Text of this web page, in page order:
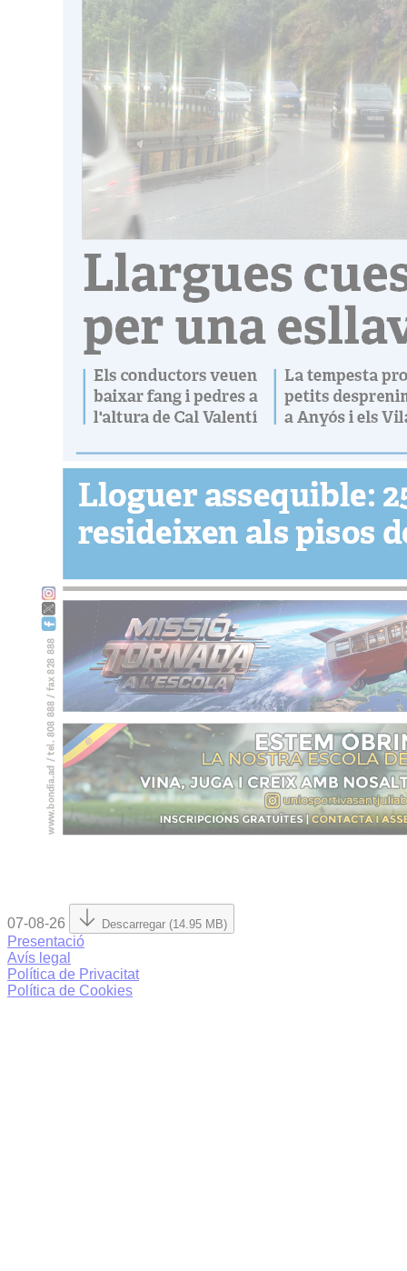
07-08-26 Descarregar (14.95 MB)
Presentació
Avís legal
Política de Privacitat
Política de Cookies